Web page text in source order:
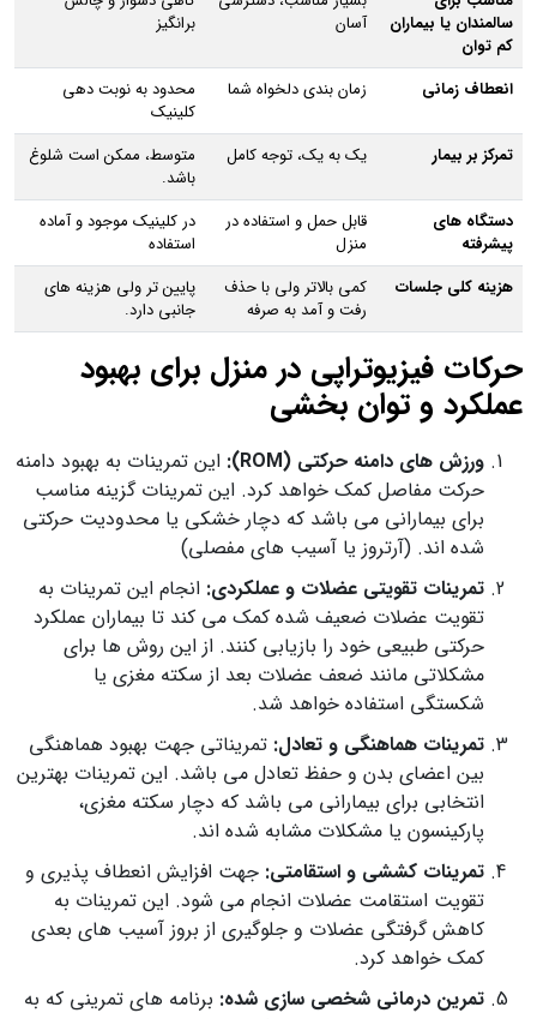
سالمندان یا بیماران
کم‌ توان
آسان
برانگیز
انعطاف زمانی زمان‌ بندی دلخواه شما
محدود به نوبت‌ دهی
کلینیک
تمرکز بر بیمار
یک‌ به‌ یک، توجه کامل
متوسط، ممکن است شلوغ
باشد.
دستگاه‌ های
پیشرفته
قابل حمل و استفاده در
منزل
در کلینیک موجود و آماده
استفاده
هزینه کلی جلسات
کمی بالاتر ولی با حذف
رفت‌ و آمد به‌ صرفه
پایین‌ تر ولی هزینه‌ های
جانبی دارد.
حرکات فیزیوتراپی در منزل برای بهبود
عملکرد و توان‌ بخشی
ورزش‌ های دامنه حرکتی (ROM):
این تمرینات به بهبود دامنه
حرکت مفاصل کمک خواهد کرد. این تمرینات گزینه مناسب
برای بیمارانی می باشد که دچار خشکی یا محدودیت حرکتی
شده‌ اند. (آرتروز یا آسیب‌ های مفصلی)
تمرینات تقویتی عضلات و عملکردی: انجام این تمرینات به
تقویت عضلات ضعیف شده کمک می کند تا بیماران عملکرد
حرکتی طبیعی خود را بازیابی کنند. از این روش‌ ها برای
مشکلاتی مانند ضعف عضلات بعد از سکته مغزی یا
شکستگی استفاده خواهد شد.
تمرینات هماهنگی و تعادل: تمریناتی جهت بهبود هماهنگی
بین اعضای بدن و حفظ تعادل می باشد. این تمرینات بهترین
انتخابی برای بیمارانی می باشد که دچار سکته مغزی،
پارکینسون یا مشکلات مشابه شده‌ اند.
تمرینات کششی و استقامتی: جهت افزایش انعطاف‌ پذیری و
تقویت استقامت عضلات انجام می شود. این تمرینات به
کاهش گرفتگی عضلات و جلوگیری از بروز آسیب‌ های بعدی
کمک خواهد کرد.
تمرین درمانی شخصی‌ سازی‌ شده: برنامه‌ های تمرینی که به